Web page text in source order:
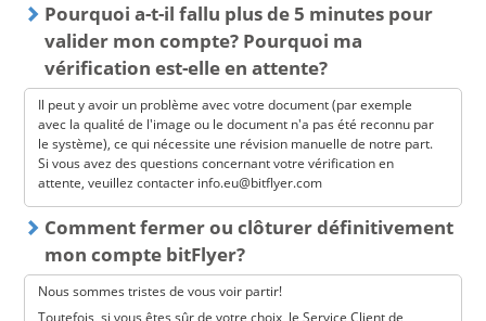
Pourquoi a-t-il fallu plus de 5 minutes pour
valider mon compte? Pourquoi ma
vérification est-elle en attente?
Il peut y avoir un problème avec votre document (par exemple
avec la qualité de l'image ou le document n'a pas été reconnu par
le système), ce qui nécessite une révision manuelle de notre part.
Si vous avez des questions concernant votre vérification en
attente, veuillez contacter info.eu@bitflyer.com
Comment fermer ou clôturer définitivement
mon compte bitFlyer?
Nous sommes tristes de vous voir partir!
Toutefois, si vous êtes sûr de votre choix, le Service Client de